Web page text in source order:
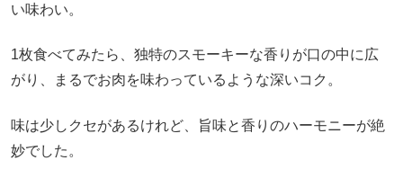
い味わい。
1枚食べてみたら、独特のスモーキーな香りが口の中に広
がり、まるでお肉を味わっているような深いコク。
味は少しクセがあるけれど、旨味と香りのハーモニーが絶
妙でした。